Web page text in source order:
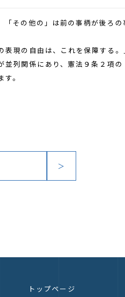
その他の」は前の事柄が後ろの
現の自由は、これを保障する。
列関係にあり、憲法９条２項
。
＞
トップページ